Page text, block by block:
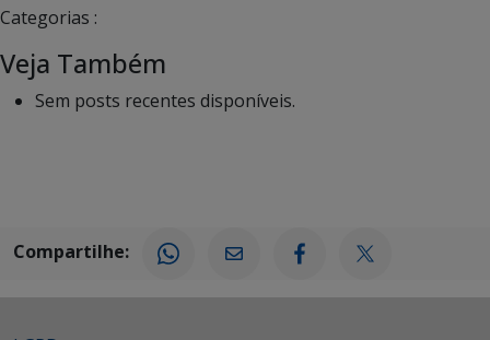
Categorias :
Veja Também
Sem posts recentes disponíveis.
Compartilhe: